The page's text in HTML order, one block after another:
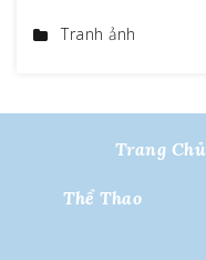
Tranh ảnh
Trang Chủ
Thể Thao